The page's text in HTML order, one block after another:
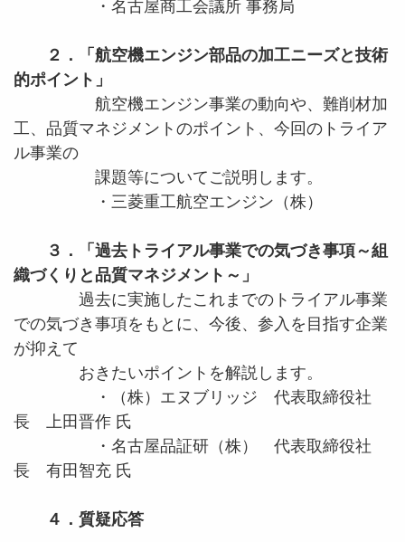
・名古屋商工会議所 事務局
２．「航空機エンジン部品の加工ニーズと技術
的ポイント 」
航空機エンジン事業の動向や、難削材加
工、品質マネジメントのポイント、今回のトライア
ル事業の
課題等についてご説明します。
・三菱重工航空エンジン（株）
３．「過去トライアル事業での気づき事項～組
織づくりと品質マネジメント～ 」
過去に実施したこれまでのトライアル事業
での気づき事項をもとに、今後、参入を目指す企業
が抑えて
おきたいポイントを解説します。
・（株）エヌブリッジ 代表取締役社
長 上田晋作 氏
・名古屋品証研（株） 代表取締役社
長 有田智充 氏
４．質疑応答